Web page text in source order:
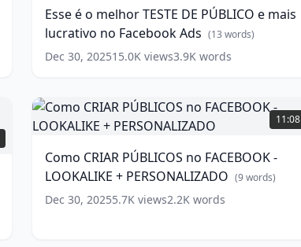
TESTE
DE
PÚBLICO
e
lucrativo
no
Facebook
words)
Esse é o melhor TESTE DE PÚBLICO e mais
lucrativo no Facebook Ads (13 words)
Dec 30, 202515.0K views3.9K words
Como
CRIAR
PÚBLICOS
FACEBOOK
-
LOOKALIKE
+
11:08
Como CRIAR PÚBLICOS no FACEBOOK -
LOOKALIKE + PERSONALIZADO (9words)
Dec 30, 20255.7K views2.2K words